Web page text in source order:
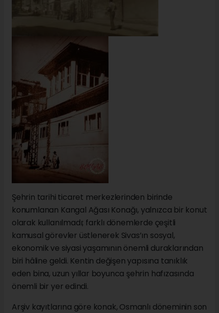
Şehrin tarihi ticaret merkezlerinden birinde
konumlanan Kangal Ağası Konağı, yalnızca bir konut
olarak kullanılmadı; farklı dönemlerde çeşitli
kamusal görevler üstlenerek Sivas’ın sosyal,
ekonomik ve siyasi yaşamının önemli duraklarından
biri hâline geldi. Kentin değişen yapısına tanıklık
eden bina, uzun yıllar boyunca şehrin hafızasında
önemli bir yer edindi.
Arşiv kayıtlarına göre konak, Osmanlı döneminin son